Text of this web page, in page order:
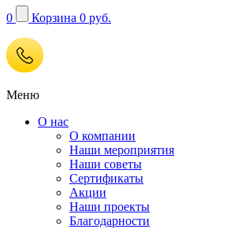
0 Корзина 0 руб.
Меню
О нас
О компании
Наши мероприятия
Наши советы
Сертификаты
Акции
Наши проекты
Благодарности